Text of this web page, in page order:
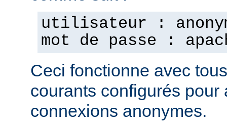
utilisateur :
mot de passe :
Ceci fonctionne avec
courants configurés pour
connexions anonymes.